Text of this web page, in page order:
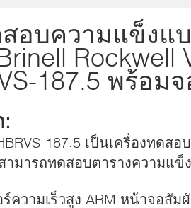
สอบความแข็งแ
Rockwell
187.5 พร้อม
187.5 เป็นเครื่องทด
มารถทดสอบตารางความแข็
ร์ความเร็วสูง ARM หน้าจอสั